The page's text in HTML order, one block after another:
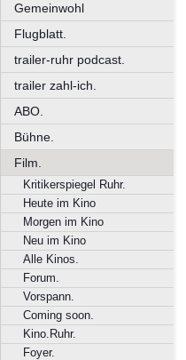
Gemeinwohl
Flugblatt.
trailer-ruhr podcast.
trailer zahl-ich.
ABO.
Bühne.
Film.
Kritikerspiegel Ruhr.
Heute im Kino
Morgen im Kino
Neu im Kino
Alle Kinos.
Forum.
Vorspann.
Coming soon.
Kino.Ruhr.
Foyer.